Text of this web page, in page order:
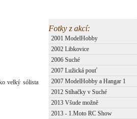
Fotky z akcí:
2001 ModelHobby
2002 Libkovice
2006 Suché
2007 Lužická pouť
2007 ModelHobby a Hangar 1
2012 Stíhačky v Suché
2013 Všude možně
2013 - 1.Moto RC Show
velký sólista